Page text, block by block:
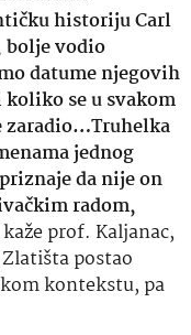
historiju Carl
bolje vodio
datume njegovih
se u svakom
zaradio…Truhelka
jednog
da nije on
radom,
prof. Kaljanac,
postao
kontekstu, pa